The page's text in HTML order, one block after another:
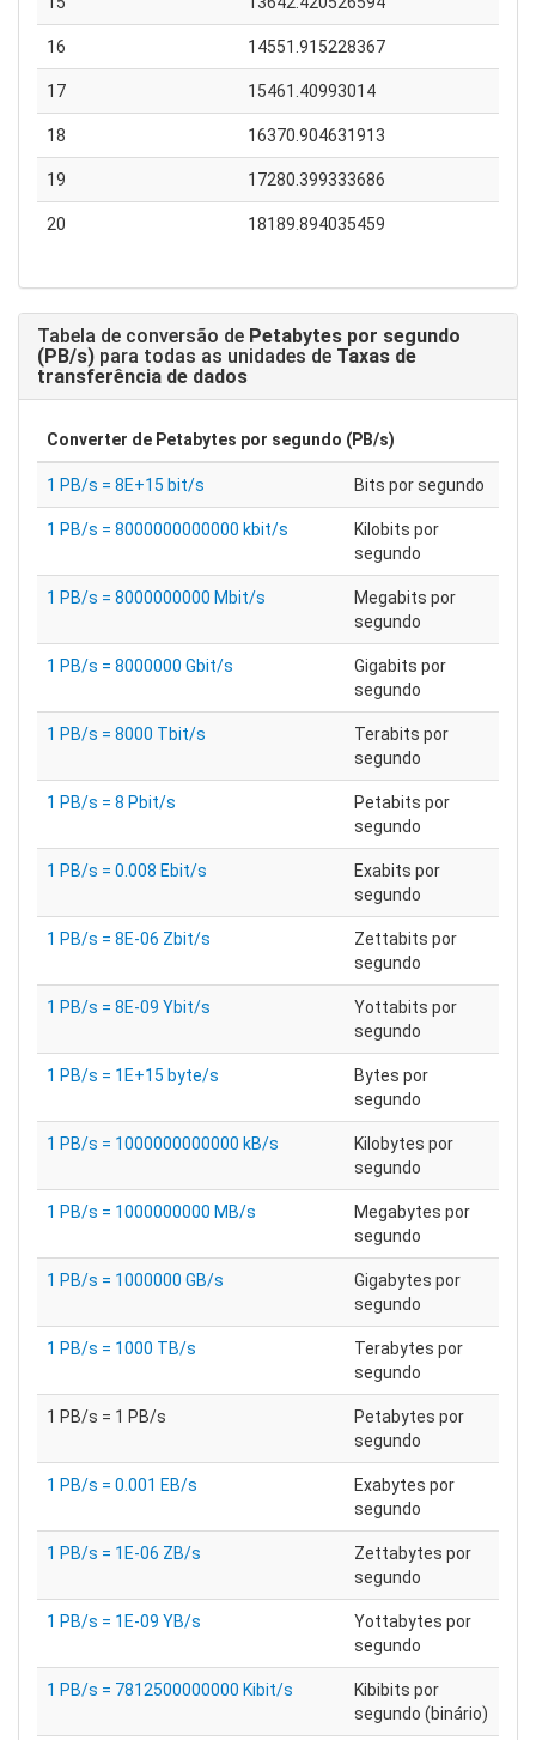
16 14551.915228367
17 15461.40993014
18 16370.904631913
19 17280.399333686
20 18189.894035459
Tabela de conversão de Petabytes por segundo
(PB/s) para todas as unidades de Taxas de
transferência de dados
Converter de Petabytes por segundo (PB/s)
1 PB/s = 8E+15 bit/s Bits por segundo
1 PB/s = 8000000000000 kbit/s
Kilobits por
segundo
1 PB/s = 8000000000 Mbit/s
Megabits por
segundo
1 PB/s = 8000000 Gbit/s
Gigabits por
segundo
1 PB/s = 8000 Tbit/s
Terabits por
segundo
1 PB/s = 8 Pbit/s
Petabits por
segundo
1 PB/s = 0.008 Ebit/s
Exabits por
segundo
1 PB/s = 8E-06 Zbit/s
Zettabits por
segundo
1 PB/s = 8E-09 Ybit/s
Yottabits por
segundo
1 PB/s = 1E+15 byte/s
Bytes por
segundo
1 PB/s = 1000000000000 kB/s
Kilobytes por
segundo
1 PB/s = 1000000000 MB/s
Megabytes por
segundo
1 PB/s = 1000000 GB/s
Gigabytes por
segundo
1 PB/s = 1000 TB/s
Terabytes por
segundo
1 PB/s = 1 PB/s
Petabytes por
segundo
1 PB/s = 0.001 EB/s
Exabytes por
segundo
1 PB/s = 1E-06 ZB/s
Zettabytes por
segundo
1 PB/s = 1E-09 YB/s
Yottabytes por
segundo
1 PB/s = 7812500000000 Kibit/s
Kibibits por
segundo (binário)